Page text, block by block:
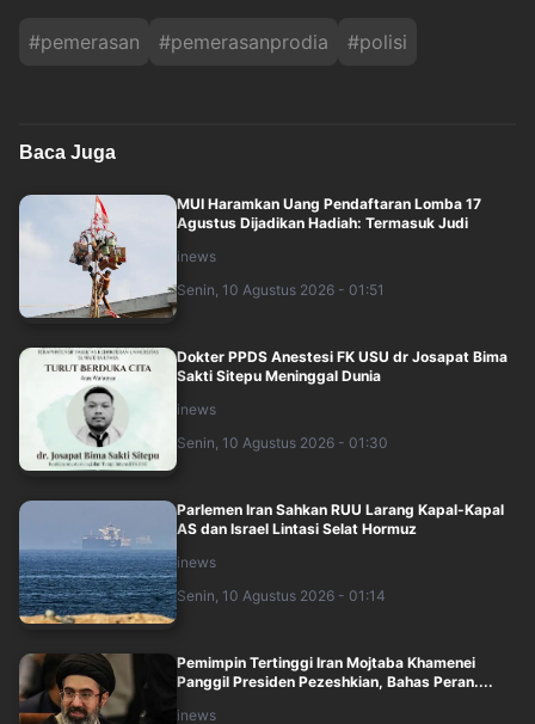
#pemerasan #pemerasanprodia #polisi
Baca Juga
MUI Haramkan Uang Pendaftaran Lomba 17
Agustus Dijadikan Hadiah: Termasuk Judi
inews
Senin, 10 Agustus 2026 - 01:51
Dokter PPDS Anestesi FK USU dr Josapat Bima
Sakti Sitepu Meninggal Dunia
inews
Senin, 10 Agustus 2026 - 01:30
Parlemen Iran Sahkan RUU Larang Kapal-Kapal
AS dan Israel Lintasi Selat Hormuz
inews
Senin, 10 Agustus 2026 - 01:14
Pemimpin Tertinggi Iran Mojtaba Khamenei
Panggil Presiden Pezeshkian, Bahas Peran....
inews